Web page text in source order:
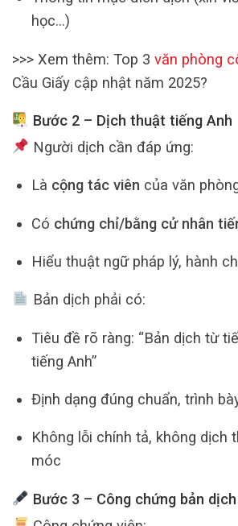
học…)
>>> Xem thêm: Top 3 văn phòng
Cầu Giấy cập nhật năm 2025?
Bước 2 – Dịch thuật tiếng Anh
Người dịch cần đáp ứng:
Là cộng tác viên của văn
Có chứng chỉ/bằng cử nhân
Hiểu thuật ngữ pháp lý, hành
Bản dịch phải có:
Tiêu đề rõ ràng: “Bản dịch từ
tiếng Anh”
Định dạng đúng chuẩn, trình
Không lỗi chính tả, không dịch
móc
Bước 3 – Công chứng bản dịch